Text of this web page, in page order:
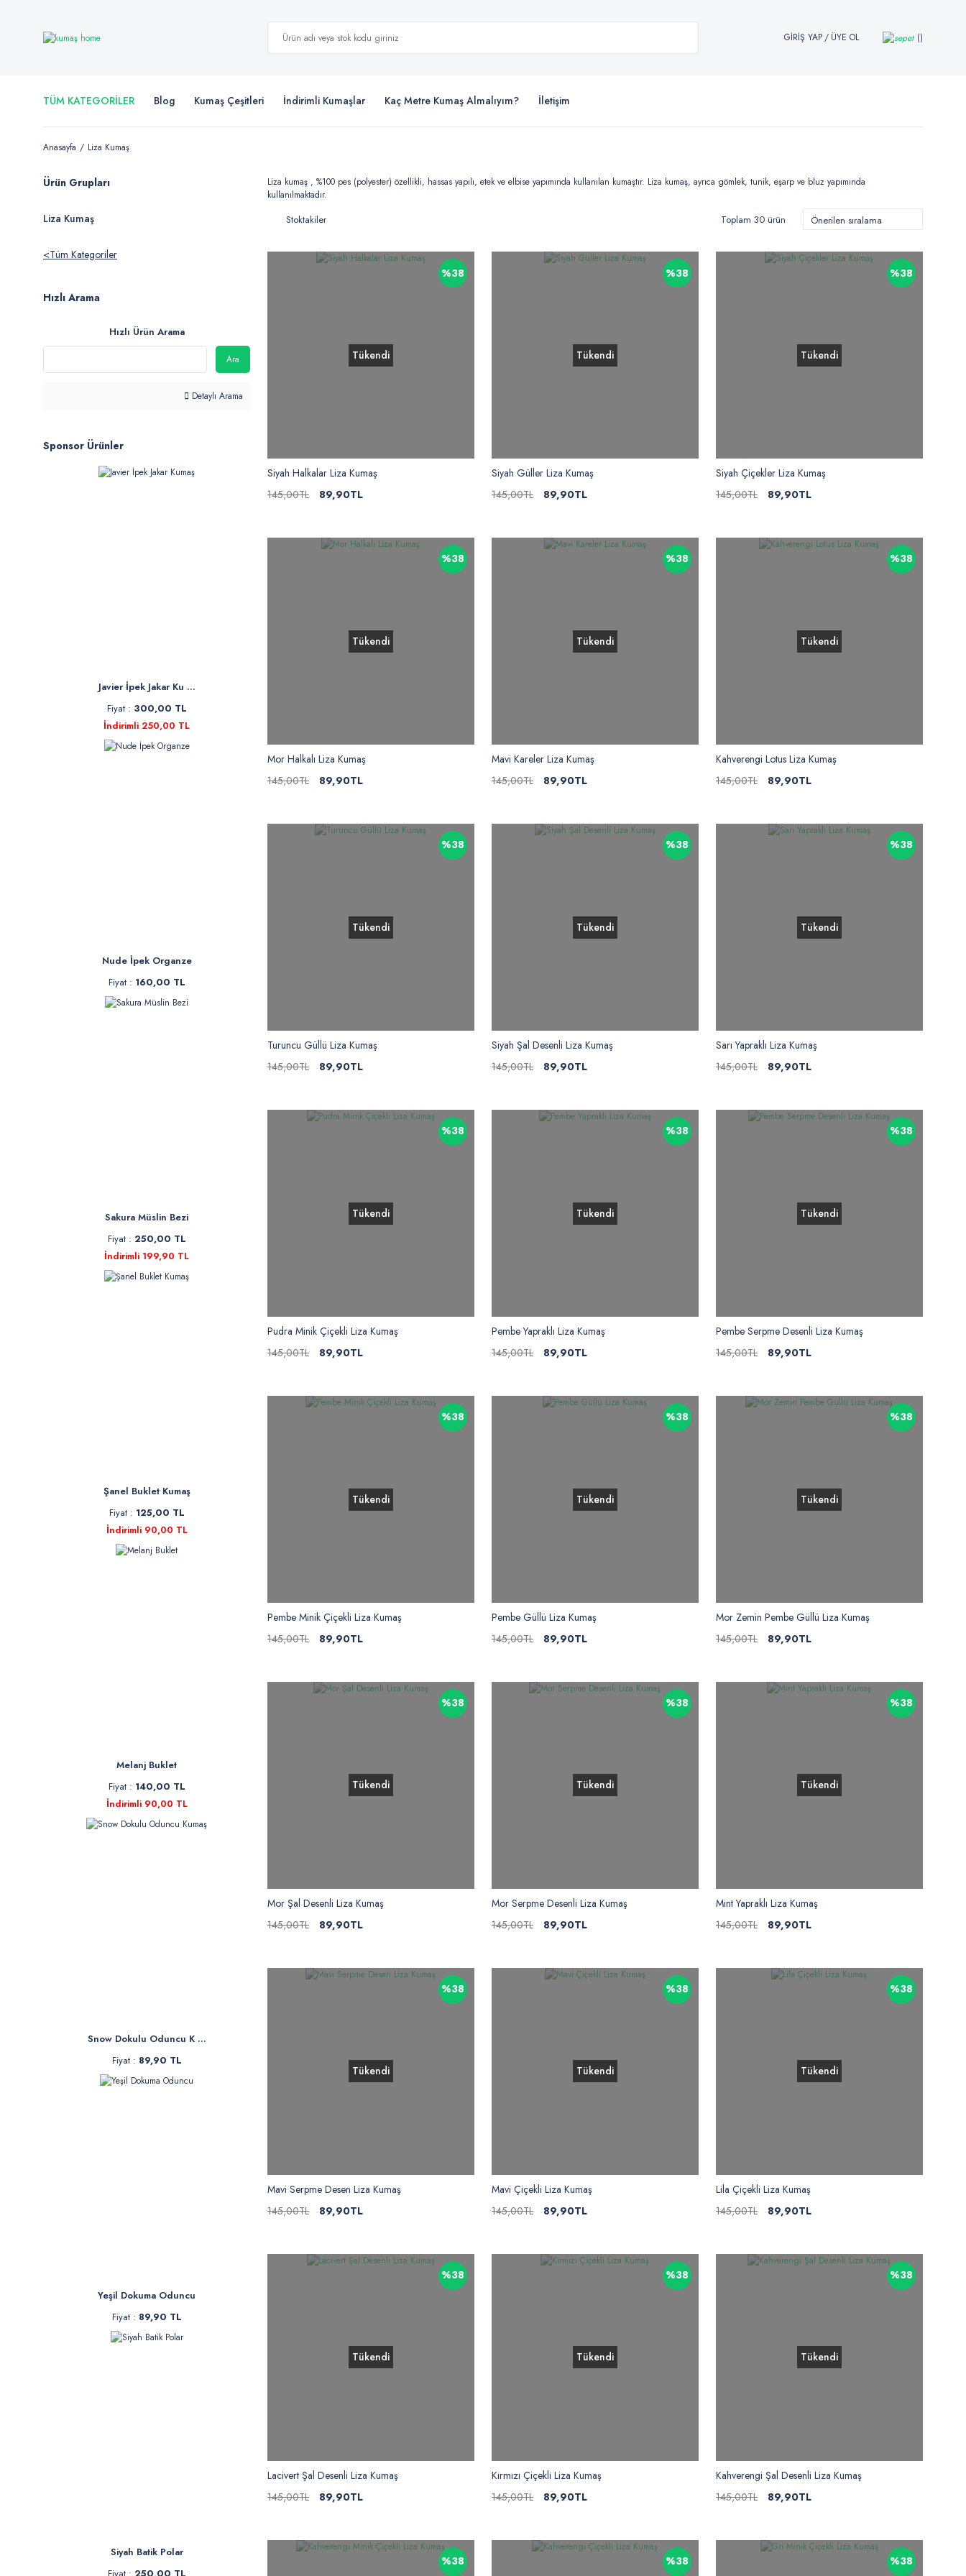
GİRİŞ YAP/ ÜYE OL
TÜM KATEGORİLER Blog Kumaş Çeşitleri İndirimli Kumaşlar Kaç Metre Kumaş Almalıyım? İletişim
Anasayfa Liza Kumaş
Ürün Grupları
Liza Kumaş
Tüm Kategoriler
Hızlı Arama
Hızlı Ürün Arama
Ara
Detaylı Arama
Sponsor Ürünler
Javier İpek Jakar Ku ...
Fiyat : 300,00 TL
İndirimli 250,00 TL
Nude İpek Organze
Fiyat : 160,00 TL
Sakura Müslin Bezi
Fiyat : 250,00 TL
İndirimli 199,90 TL
Şanel Buklet Kumaş
Fiyat : 125,00 TL
İndirimli 90,00 TL
Melanj Buklet
Fiyat : 140,00 TL
İndirimli 90,00 TL
Snow Dokulu Oduncu K ...
Fiyat : 89,90 TL
Yeşil Dokuma Oduncu
Fiyat : 89,90 TL
Siyah Batik Polar
Liza kumaş , %100 pes (polyester) özellikli, hassas yapılı, etek ve elbise yapımında kullanılan kumaştır. Liza kumaş, ayrıca gömlek, tunik, eşarp ve bluz yapımında
kullanılmaktadır.
Stoktakiler Toplam 30 ürün
%38
Tükendi
Siyah Halkalar Liza Kumaş
145,00TL
89,90TL
%38
Tükendi
Siyah Güller Liza Kumaş
145,00TL
89,90TL
%38
Tükendi
Siyah Çiçekler Liza Kumaş
145,00TL
89,90TL
%38
Tükendi
Mor Halkalı Liza Kumaş
145,00TL
89,90TL
%38
Tükendi
Mavi Kareler Liza Kumaş
145,00TL
89,90TL
%38
Tükendi
Kahverengi Lotus Liza Kumaş
145,00TL
89,90TL
%38
Tükendi
Turuncu Güllü Liza Kumaş
145,00TL
89,90TL
%38
Tükendi
Siyah Şal Desenli Liza Kumaş
145,00TL
89,90TL
%38
Tükendi
Sarı Yapraklı Liza Kumaş
145,00TL
89,90TL
%38
Tükendi
Pudra Minik Çiçekli Liza Kumaş
145,00TL
89,90TL
%38
Tükendi
Pembe Yapraklı Liza Kumaş
145,00TL
89,90TL
%38
Tükendi
Pembe Serpme Desenli Liza Kumaş
145,00TL
89,90TL
%38
Tükendi
Pembe Minik Çiçekli Liza Kumaş
145,00TL
89,90TL
%38
Tükendi
Pembe Güllü Liza Kumaş
145,00TL
89,90TL
%38
Tükendi
Mor Zemin Pembe Güllü Liza Kumaş
145,00TL
89,90TL
%38
Tükendi
Mor Şal Desenli Liza Kumaş
145,00TL
89,90TL
%38
Tükendi
Mor Serpme Desenli Liza Kumaş
145,00TL
89,90TL
%38
Tükendi
Mint Yapraklı Liza Kumaş
145,00TL
89,90TL
%38
Tükendi
Mavi Serpme Desen Liza Kumaş
145,00TL
89,90TL
%38
Tükendi
Mavi Çiçekli Liza Kumaş
145,00TL
89,90TL
%38
Tükendi
Lila Çiçekli Liza Kumaş
145,00TL
89,90TL
%38
Tükendi
Lacivert Şal Desenli Liza Kumaş
145,00TL
89,90TL
%38
Tükendi
Kırmızı Çiçekli Liza Kumaş
145,00TL
89,90TL
%38
Tükendi
Kahverengi Şal Desenli Liza Kumaş
145,00TL
89,90TL
%38 %38 %38